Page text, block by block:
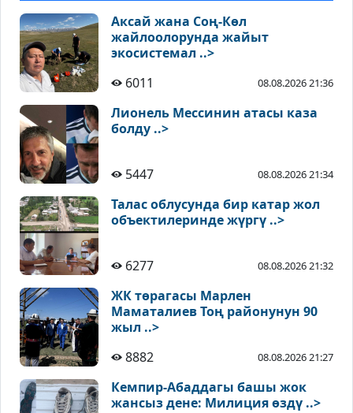
Аксай жана Соң-Көл
жайлоолорунда жайыт
экосистемал ..>
6011
08.08.2026 21:36
Лионель Мессинин атасы каза
болду ..>
5447 08.08.2026 21:34
Талас облусунда бир катар жол
объектилеринде жүргү ..>
6277 08.08.2026 21:32
ЖК төрагасы Марлен
Маматалиев Тоң районунун 90
жыл ..>
8882
08.08.2026 21:27
Кемпир-Абаддагы башы жок
жансыз дене: Милиция өздү ..>